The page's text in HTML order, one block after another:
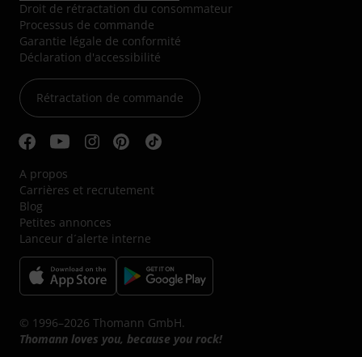
Droit de rétractation du consommateur
Processus de commande
Garantie légale de conformité
Déclaration d'accessibilité
Rétractation de commande
A propos
Carrières et recrutement
Blog
Petites annonces
Lanceur d´alerte interne
© 1996–2026 Thomann GmbH.
Thomann loves you, because you rock!